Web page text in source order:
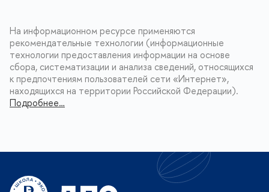
На информационном ресурсе применяются
рекомендательные технологии (информационные
технологии предоставления информации на основе
сбора, систематизации и анализа сведений, относящихся
к предпочтениям пользователей сети «Интернет»,
находящихся на территории Российской Федерации).
Подробнее…